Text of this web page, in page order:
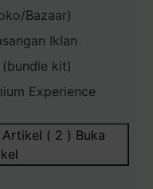
Bazaar)
Iklan
kit)
Experience
Artikel ( 2 ) Buka